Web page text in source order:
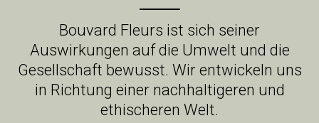
Bouvard Fleurs ist sich seiner
Auswirkungen auf die Umwelt und die
Gesellschaft bewusst. Wir entwickeln uns
in Richtung einer nachhaltigeren und
ethischeren Welt.